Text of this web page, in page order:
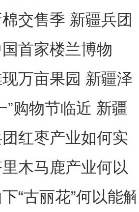
的“大漠渔乡”？
交售季 新疆兵团
质量追溯成效几
首家楼兰博物
兰美女”谜几何？
万亩果园 新疆泽
果”如何成为乡村
”购物节临近 新疆
如何“出圈”？
红枣产业如何实
发展？
木马鹿产业何以
？
“古丽花”何以能解